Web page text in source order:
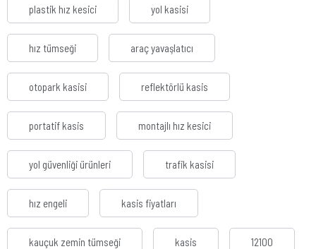
plastik hız kesici yol kasisi
hız tümseği araç yavaşlatıcı
otopark kasisi reflektörlü kasis
portatif kasis montajlı hız kesici
yol güvenliği ürünleri trafik kasisi
hız engeli kasis fiyatları
kauçuk zemin tümseği kasis 12100